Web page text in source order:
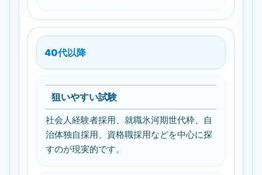
40代以降
狙いやすい試験
社会人経験者採用、就職氷河期世代枠、自
治体独自採用、資格職採用などを中心に探
すのが現実的です。